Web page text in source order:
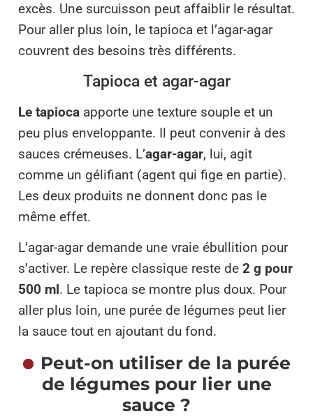
excès. Une surcuisson peut affaiblir le résultat.
Pour aller plus loin, le tapioca et l’agar-agar
couvrent des besoins très différents.
Tapioca et agar-agar
Le tapioca apporte une texture souple et un
peu plus enveloppante. Il peut convenir à des
sauces crémeuses. L’agar-agar, lui, agit
comme un gélifiant (agent qui fige en partie).
Les deux produits ne donnent donc pas le
même effet.
L’agar-agar demande une vraie ébullition pour
s’activer. Le repère classique reste de 2 g pour
500 ml. Le tapioca se montre plus doux. Pour
aller plus loin, une purée de légumes peut lier
la sauce tout en ajoutant du fond.
Peut-on utiliser de la purée
de légumes pour lier une
sauce ?